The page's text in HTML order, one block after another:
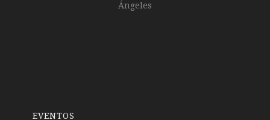
Ángeles
EVENTOS